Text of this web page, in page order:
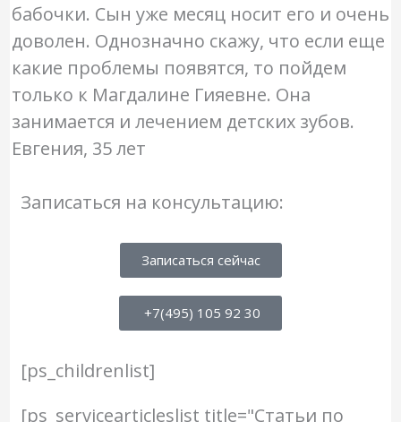
бабочки. Сын уже месяц носит его и очень
доволен. Однозначно скажу, что если еще
какие проблемы появятся, то пойдем
только к Магдалине Гияевне. Она
занимается и лечением детских зубов.
Евгения, 35 лет
Записаться на консультацию:
Записаться сейчас
+7(495) 105 92 30
[ps_childrenlist]
[ps_servicearticleslist title="Статьи по